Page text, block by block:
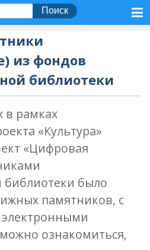
из фондов
библиотеки
в рамках
«Культура»
«Цифровая
было
памятников, с
ознакомиться,